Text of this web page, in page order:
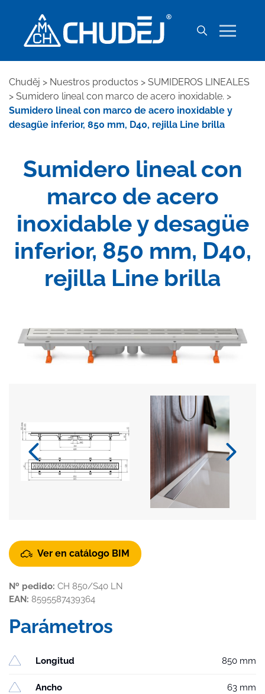
Chuděj > Nuestros productos > SUMIDEROS LINEALES
> Sumidero lineal con marco de acero inoxidable. >
Sumidero lineal con marco de acero inoxidable y
desagüe inferior, 850 mm, D40, rejilla Line brilla
Sumidero lineal con
marco de acero
inoxidable y desagüe
inferior, 850 mm, D40,
rejilla Line brilla
Ver en catálogo BIM
Nº pedido: CH 850/S40 LN
EAN: 8595587439364
Parámetros
Longitud 850 mm
Ancho 63 mm